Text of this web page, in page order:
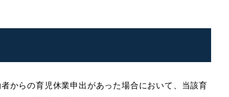
からの育児休業申出があった場合において、当該育